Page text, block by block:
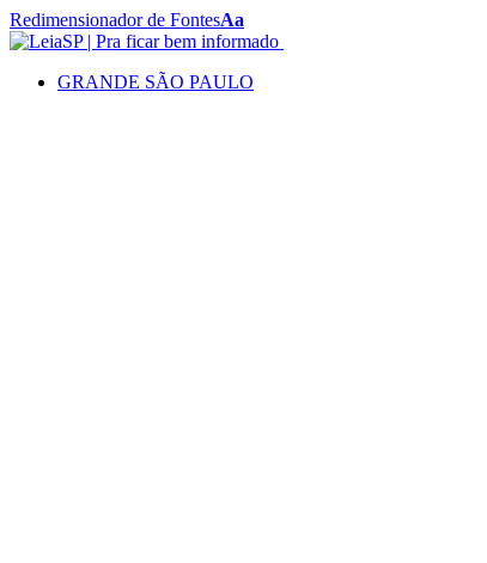
Redimensionador de FontesAa
GRANDE SÃO PAULO